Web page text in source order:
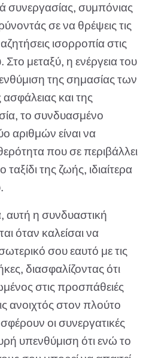
συνεργασίας, συμπόνιας
σε να θρέψεις τις
ισορροπία στις
μεταξύ, η ενέργεια του
της σημασίας των
και της
το συνδυασμένο
αριθμών είναι να
που σε περιβάλλει
της ζωής, ιδιαίτερα
αυτή η συνδυαστική
όταν καλείσαι να
σου εαυτό με τις
διασφαλίζοντας ότι
στις προσπάθειές
ανοιχτός στον πλούτο
οι συνεργατικές
υπενθύμιση ότι ενώ το